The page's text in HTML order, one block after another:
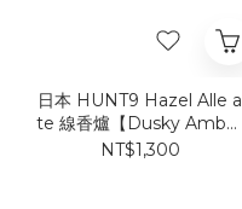
日本 HUNT9 Hazel Alle a
te 線香爐【Dusky Amber
Cylinder】
NT$1,300